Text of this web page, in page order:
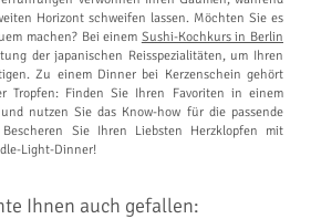
Horizont schweifen lassen. Möchten Sie es
machen? Bei einem Sushi-Kochkurs in Berlin
der japanischen Reisspezialitäten, um Ihren
Zu einem Dinner bei Kerzenschein gehört
Tropfen: Finden Sie Ihren Favoriten in einem
und nutzen Sie das Know-how für die passende
Sie Ihren Liebsten Herzklopfen mit
Light-Dinner!
Ihnen auch gefallen: